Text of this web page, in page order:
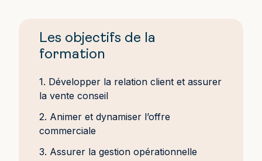
Les objectifs de la
formation
1. Développer la relation client et assurer
la vente conseil
2. Animer et dynamiser l’offre
commerciale
3. Assurer la gestion opérationnelle